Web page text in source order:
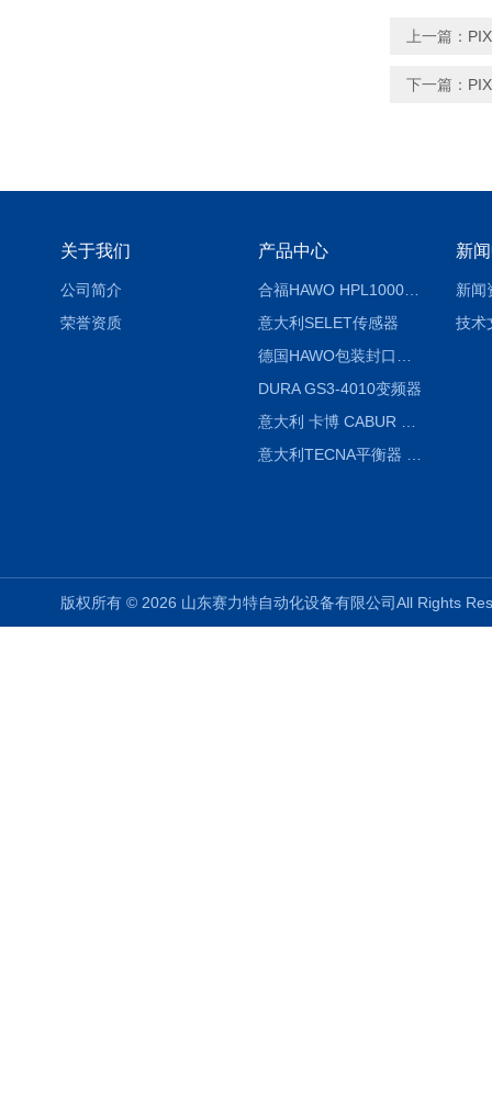
上一篇：
下一篇：
关于我们
公司简介
荣誉资质
产品中心
合福HAWO HPL1000AS封口机
意大利SELET传感器
DURA GS3-4010变频器
新
新闻
技术
版权所有 © 2026 山东赛力特自动化设备有限公司All Rights